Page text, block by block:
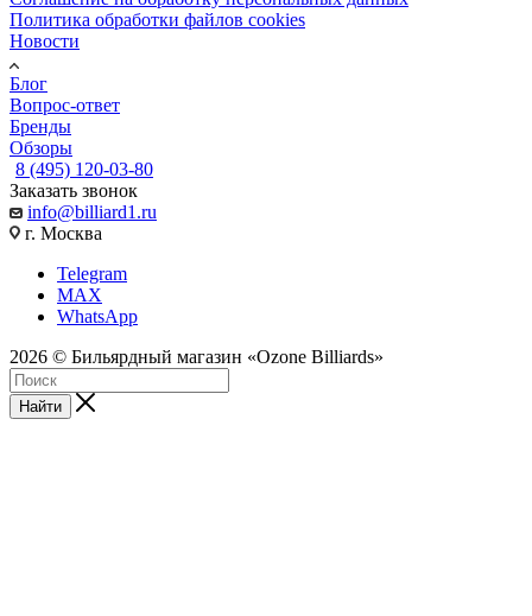
Политика обработки файлов cookies
Новости
Блог
Вопрос-ответ
Бренды
Обзоры
8 (495) 120-03-80
Заказать звонок
info@billiard1.ru
г. Москва
Telegram
MAX
WhatsApp
2026 © Бильярдный магазин «Ozone Billiards»
Найти